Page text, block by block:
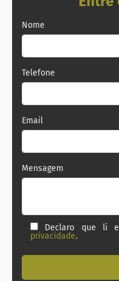
Nome
Telefone
Email
Mensagem
Declaro que li
privacidade.